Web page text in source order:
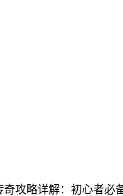
攻略详解：初心者必